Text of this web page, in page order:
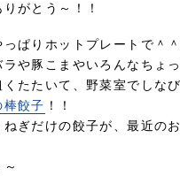
がとう～！！
ぱりホットプレートで＾＾
や豚こまやいろんなちょ
たたいて、野菜室でしな
棒餃子 ！！
ぎだけの餃子が、最近の
～